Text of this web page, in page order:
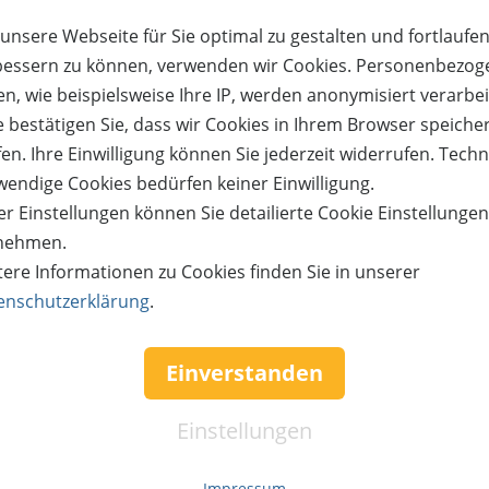
Webseite für Sie optimal zu gestalten und
zu können, verwenden wir Cookies.
wie beispielsweise Ihre IP, werden anonymisiert
bestätigen Sie, dass wir Cookies in Ihrem Browser
Ihre Einwilligung können Sie jederzeit widerrufen.
Cookies bedürfen keiner Einwilligung.
Einstellungen können Sie detailierte Cookie Einstellungen
Informationen zu Cookies finden Sie in unserer
.
Einverstanden
Einstellungen
GmbH & Co. KG
Versandkosten:
Gesamtsumme:
einlösbar für den Tageseintritt für 1 Person (Jugendliche ab 12 Jahren und
auf dem Gutschein sind nicht möglich. Im Fall einer
anrechenbar auf Jahreskarten. Bei Bestellung erhalten Sie eine E-Mail mit
Kauf über bestehendes
nachfolgend einloggen. Die Daten, die zur Bestellung
werden dann automatisch aus Ihrem Kundenkonto